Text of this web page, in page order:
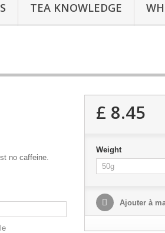
TEA KNOWLEDGE
no caffeine.
£ 8.45
Weight
Ajouter à